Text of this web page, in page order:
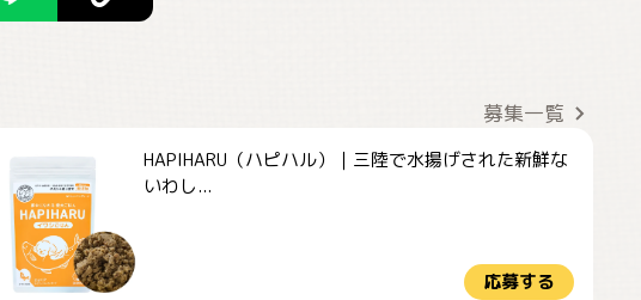
募集一覧
HAPIHARU（ハピハル）｜三陸で水揚げされた新鮮な
いわし...
応募する